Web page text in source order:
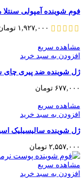
فوم شوینده آمپولی سنتلا
۱,۹۲۷,۰۰۰
مشاهده سریع
افزودن به سبد خرید
ژل شوینده ضد پیری چای
۶۷۷,۰۰۰ تومان
مشاهده سریع
افزودن به سبد خرید
ژل شوینده سالیسیلیک اسید سراوی
۲,۵۵۷,۰۰۰ تومان
مشاهده سریع
افزودن به سبد خرید